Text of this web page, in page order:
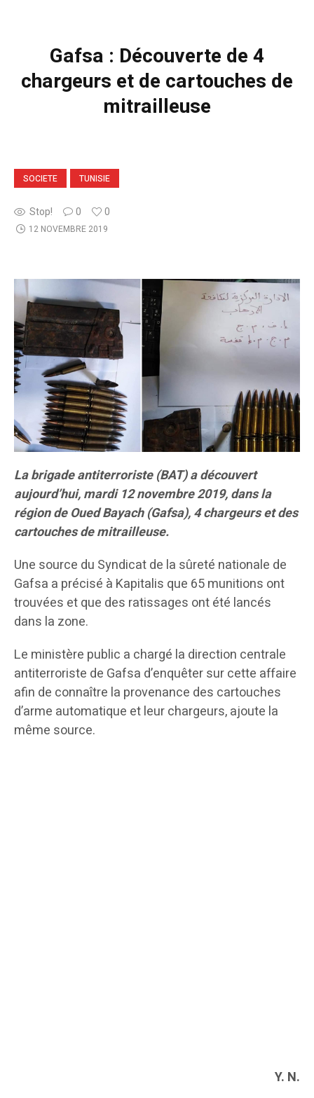
Gafsa : Découverte de 4
chargeurs et de cartouches de
mitrailleuse
SOCIETE TUNISIE
Stop! 0 0
12 NOVEMBRE 2019
La brigade antiterroriste (BAT) a découvert
aujourd’hui, mardi 12 novembre 2019, dans la
région de Oued Bayach (Gafsa), 4 chargeurs et des
cartouches de mitrailleuse.
Une source du Syndicat de la sûreté nationale de
Gafsa a précisé à Kapitalis que 65 munitions ont
trouvées et que des ratissages ont été lancés
dans la zone.
Le ministère public a chargé la direction centrale
antiterroriste de Gafsa d’enquêter sur cette affaire
afin de connaître la provenance des cartouches
d’arme automatique et leur chargeurs, ajoute la
même source.
Y. N.